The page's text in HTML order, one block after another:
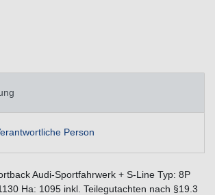
Person
Audi-Sportfahrwerk + S-Line Typ: 8P
Ha: 1095 inkl. Teilegutachten nach §19.3